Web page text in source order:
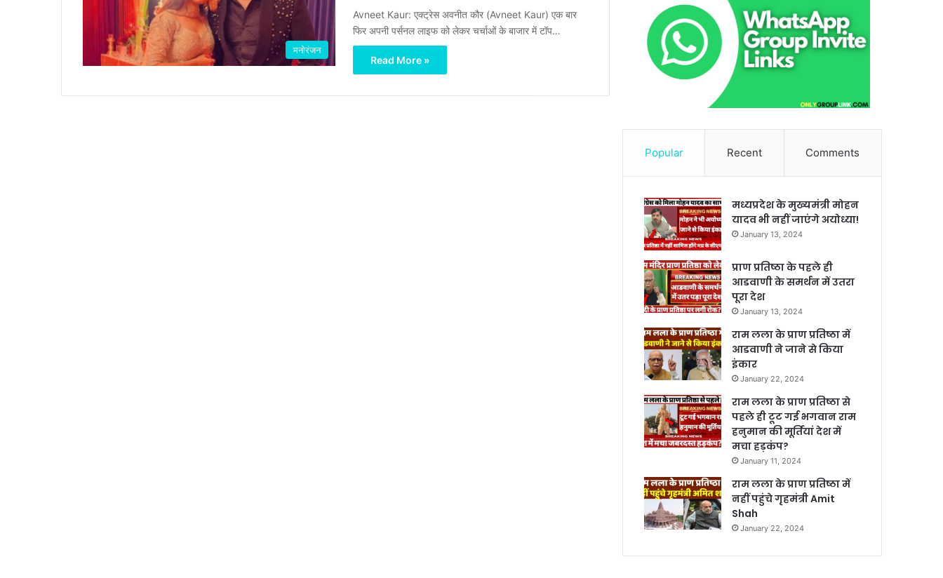
मनोरंजन
Avneet Kaur: एक्ट्रेस अवनीत कौर (Avneet Kaur) एक बार
फिर अपनी पर्सनल लाइफ को लेकर चर्चाओं के बाजार में टॉप…
Read More »
Popular Recent Comments
मध्यप्रदेश के मुख्यमंत्री मोहन
यादव भी नहीं जाएंगे अयोध्या!
January 13, 2024
प्राण प्रतिष्ठा के पहले ही
आडवाणी के समर्थन में उतरा
पूरा देश
January 13, 2024
राम लला के प्राण प्रतिष्ठा में
आडवाणी ने जाने से किया
इंकार
January 22, 2024
राम लला के प्राण प्रतिष्ठा से
पहले ही टूट गई भगवान राम
हनुमान की मूर्तियां देश में
मचा हड़कंप?
January 11, 2024
राम लला के प्राण प्रतिष्ठा में
नहीं पहुंचे गृहमंत्री Amit
Shah
January 22, 2024